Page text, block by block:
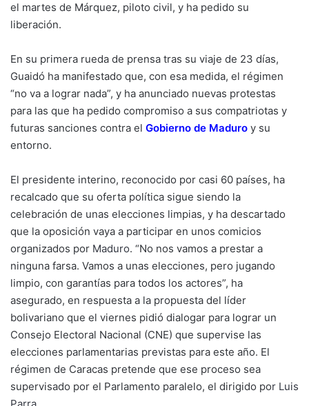
el martes de Márquez, piloto civil, y ha pedido su
liberación.
En su primera rueda de prensa tras su viaje de 23 días,
Guaidó ha manifestado que, con esa medida, el régimen
“no va a lograr nada”, y ha anunciado nuevas protestas
para las que ha pedido compromiso a sus compatriotas y
futuras sanciones contra el Gobierno de Maduro y su
entorno.
El presidente interino, reconocido por casi 60 países, ha
recalcado que su oferta política sigue siendo la
celebración de unas elecciones limpias, y ha descartado
que la oposición vaya a participar en unos comicios
organizados por Maduro. “No nos vamos a prestar a
ninguna farsa. Vamos a unas elecciones, pero jugando
limpio, con garantías para todos los actores”, ha
asegurado, en respuesta a la propuesta del líder
bolivariano que el viernes pidió dialogar para lograr un
Consejo Electoral Nacional (CNE) que supervise las
elecciones parlamentarias previstas para este año. El
régimen de Caracas pretende que ese proceso sea
supervisado por el Parlamento paralelo, el dirigido por Luis